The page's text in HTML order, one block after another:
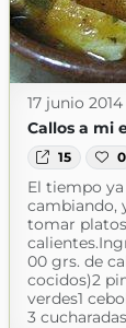
17 junio 2014
Callos a mi
15 0
El tiempo ya
cambiando,
tomar platos
00 grs. de
cocidos)2
verdes1
3